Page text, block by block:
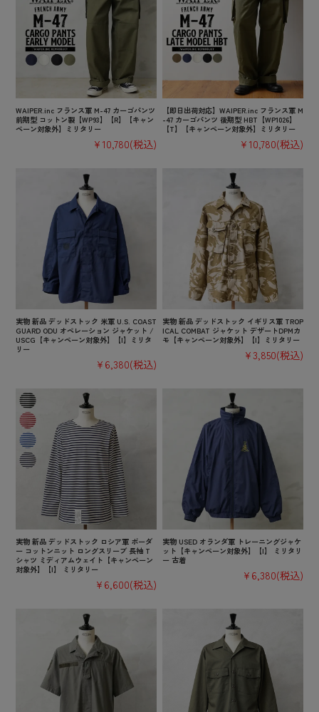
WAIPER.inc フランス軍 M-47 カーゴパンツ
前期型 コットン製【WP93】【R】【キャン
ペーン対象外】ミリタリー
¥10,780(税込)
【即日出荷対応】WAIPER.inc フランス軍 M
-47 カーゴパンツ 後期型 HBT【WP1026】
【T】【キャンペーン対象外】ミリタリー
¥10,780(税込)
実物 新品 デッドストック 米軍 U.S. COAST
GUARD ODU オペレーション ジャケット /
USCG【キャンペーン対象外】【I】ミリタ
リー
¥6,380(税込)
実物 新品 デッドストック イギリス軍 TROP
ICAL COMBAT ジャケット デザートDPMカ
モ【キャンペーン対象外】【I】ミリタリー
¥3,850(税込)
実物 新品 デッドストック ロシア軍 ボーダ
ー コットンニット ロングスリーブ 長袖 T
シャツ ミディアムウェイト【キャンペーン
対象外】【I】 ミリタリー
¥6,600(税込)
実物 USED オランダ軍 トレーニングジャケ
ット【キャンペーン対象外】【I】 ミリタリ
ー 古着
¥6,380(税込)